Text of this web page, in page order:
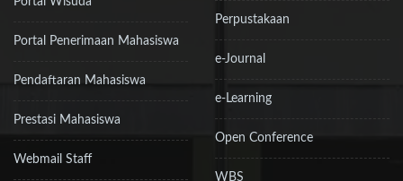
Portal Penerimaan Mahasiswa
Pendaftaran Mahasiswa
Prestasi Mahasiswa
Webmail Staff
Perpustakaan
e-Journal
e-Learning
Open Conference
WBS